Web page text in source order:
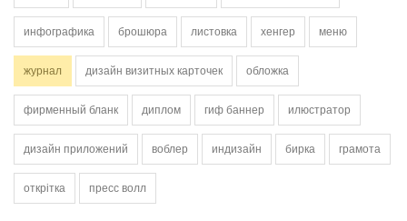
инфографика брошюра листовка хенгер меню
журнал дизайн визитных карточек обложка
фирменный бланк диплом гиф баннер илюстратор
дизайн приложений воблер индизайн бирка грамота
открітка пресс волл